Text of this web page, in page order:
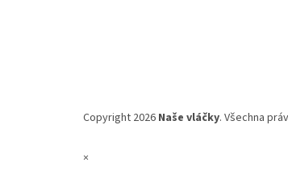
Copyright 2026 Naše vláčky. Všechna
×